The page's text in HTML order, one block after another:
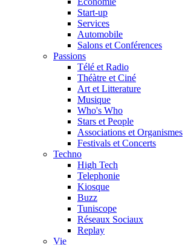
Start-up
Services
Automobile
Salons et Conférences
Passions
Télé et Radio
Théàtre et Ciné
Art et Litterature
Musique
Who's Who
Stars et People
Associations et Organismes
Festivals et Concerts
Techno
High Tech
Telephonie
Kiosque
Buzz
Tuniscope
Réseaux Sociaux
Replay
Vie